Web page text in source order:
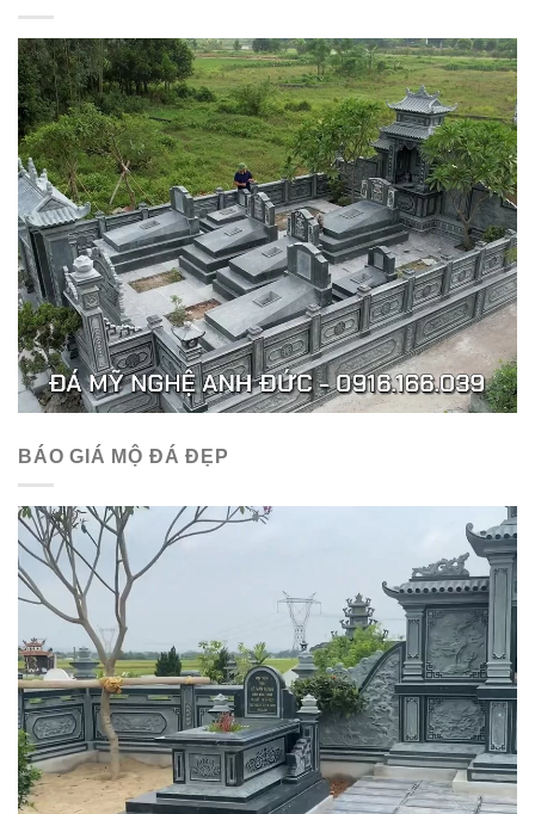
BÁO GIÁ MỘ ĐÁ ĐẸP